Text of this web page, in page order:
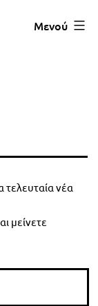
Μενού
τελευταία νέα
μείνετε